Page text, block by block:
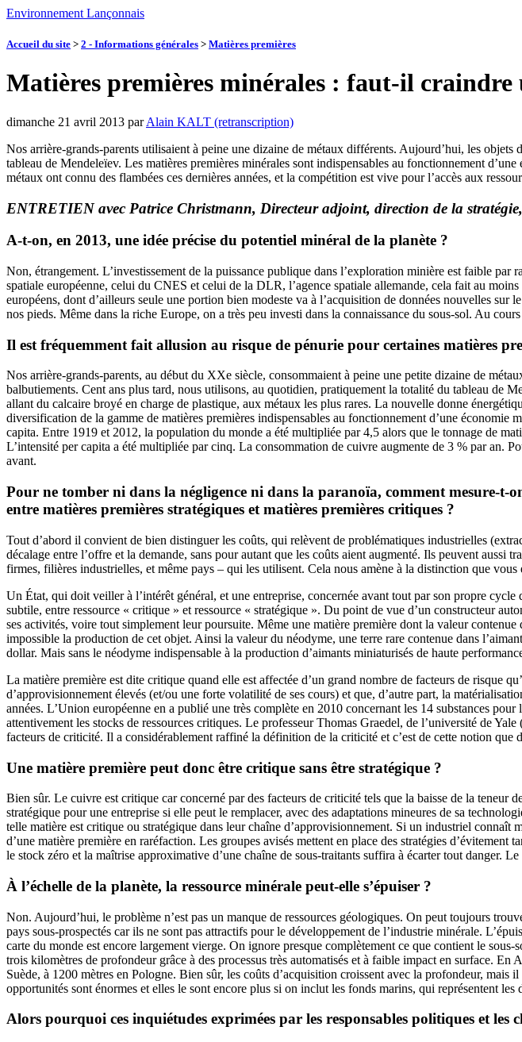
Environnement Lançonnais
Accueil du site > 2 - Informations générales > Matières premières
Matières premières minérales : faut-il craindre
dimanche 21 avril 2013 parAlain KALT (retranscription)
Nos arrière-grands-parents utilisaient à peine une dizaine de métaux différents. Aujourd’hui, les
tableau de Mendeleïev. Les matières premières minérales sont indispensables au fonctionnement
métaux ont connu des flambées ces dernières années, et la compétition est vive pour l’accès aux
ENTRETIEN avec Patrice Christmann, Directeur adjoint, direction de la
A-t-on, en 2013, une idée précise du potentiel minéral de la planète ?
Non, étrangement. L’investissement de la puissance publique dans l’exploration minière est faible
spatiale européenne, celui du CNES et celui de la DLR, l’agence spatiale allemande, cela fait au
européens, dont d’ailleurs seule une portion bien modeste va à l’acquisition de données nouvelles
nos pieds. Même dans la riche Europe, on a très peu investi dans la connaissance du sous-sol. Au
Il est fréquemment fait allusion au risque de pénurie pour certaines matières
Nos arrière-grands-parents, au début du XXe siècle, consommaient à peine une petite dizaine de
balbutiements. Cent ans plus tard, nous utilisons, au quotidien, pratiquement la totalité du tableau de
allant du calcaire broyé en charge de plastique, aux métaux les plus rares. La nouvelle donne
diversification de la gamme de matières premières indispensables au fonctionnement d’une
capita. Entre 1919 et 2012, la population du monde a été multipliée par 4,5 alors que le tonnage de
L’intensité per capita a été multipliée par cinq. La consommation de cuivre augmente de 3 % par an.
avant.
Pour ne tomber ni dans la négligence ni dans la paranoïa, comment mesure-
entre matières premières stratégiques et matières premières critiques ?
Tout d’abord il convient de bien distinguer les coûts, qui relèvent de problématiques industrielles
décalage entre l’offre et la demande, sans pour autant que les coûts aient augmenté. Ils peuvent
firmes, filières industrielles, et même pays – qui les utilisent. Cela nous amène à la distinction que vous
Un État, qui doit veiller à l’intérêt général, et une entreprise, concernée avant tout par son propre
subtile, entre ressource « critique » et ressource « stratégique ». Du point de vue d’un constructeur
ses activités, voire tout simplement leur poursuite. Même une matière première dont la valeur
impossible la production de cet objet. Ainsi la valeur du néodyme, une terre rare contenue dans
dollar. Mais sans le néodyme indispensable à la production d’aimants miniaturisés de haute
La matière première est dite critique quand elle est affectée d’un grand nombre de facteurs de risque
d’approvisionnement élevés (et/ou une forte volatilité de ses cours) et que, d’autre part, la
années. L’Union européenne en a publié une très complète en 2010 concernant les 14 substances
attentivement les stocks de ressources critiques. Le professeur Thomas Graedel, de l’université de
facteurs de criticité. Il a considérablement raffiné la définition de la criticité et c’est de cette notion que
Une matière première peut donc être critique sans être stratégique ?
Bien sûr. Le cuivre est critique car concerné par des facteurs de criticité tels que la baisse de la teneur
stratégique pour une entreprise si elle peut le remplacer, avec des adaptations mineures de sa
telle matière est critique ou stratégique dans leur chaîne d’approvisionnement. Si un industriel
d’une matière première en raréfaction. Les groupes avisés mettent en place des stratégies
le stock zéro et la maîtrise approximative d’une chaîne de sous-traitants suffira à écarter tout danger.
À l’échelle de la planète, la ressource minérale peut-elle s’épuiser ?
Non. Aujourd’hui, le problème n’est pas un manque de ressources géologiques. On peut toujours
pays sous-prospectés car ils ne sont pas attractifs pour le développement de l’industrie minérale.
carte du monde est encore largement vierge. On ignore presque complètement ce que contient le
trois kilomètres de profondeur grâce à des processus très automatisés et à faible impact en surface.
Suède, à 1200 mètres en Pologne. Bien sûr, les coûts d’acquisition croissent avec la profondeur,
opportunités sont énormes et elles le sont encore plus si on inclut les fonds marins, qui représentent
Alors pourquoi ces inquiétudes exprimées par les responsables politiques et les